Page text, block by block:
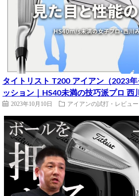
タイトリスト T200 アイアン（2023
ッション｜HS40未満の技巧派プロ 西
2023年10月10日 アイアンの試打・レビュー